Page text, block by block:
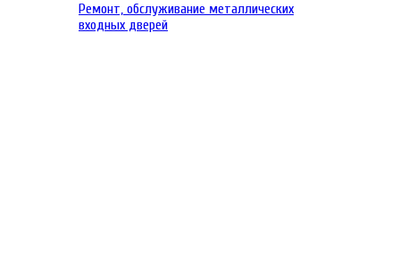
Ремонт, обслуживание металлических
входных дверей